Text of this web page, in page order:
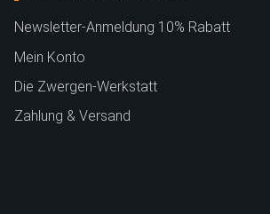
Newsletter-Anmeldung 10% Rabatt
Mein Konto
Die Zwergen-Werkstatt
Zahlung & Versand